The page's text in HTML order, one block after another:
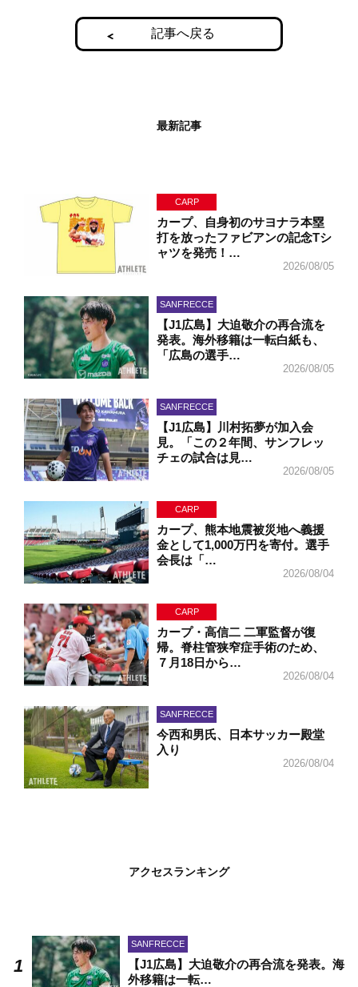
記事へ戻る
最新記事
CARP
カープ、自身初のサヨナラ本塁
打を放ったファビアンの記念Tシ
ャツを発売！…
2026/08/05
SANFRECCE
【J1広島】大迫敬介の再合流を
発表。海外移籍は一転白紙も、
「広島の選手…
2026/08/05
SANFRECCE
【J1広島】川村拓夢が加入会
見。「この２年間、サンフレッ
チェの試合は見…
2026/08/05
CARP
カープ、熊本地震被災地へ義援
金として1,000万円を寄付。選手
会長は「…
2026/08/04
CARP
カープ・高信二 二軍監督が復
帰。脊柱管狭窄症手術のため、
７月18日から…
2026/08/04
SANFRECCE
今西和男氏、日本サッカー殿堂
入り
2026/08/04
アクセスランキング
SANFRECCE
【J1広島】大迫敬介の再合流を発表。海
外移籍は一転…